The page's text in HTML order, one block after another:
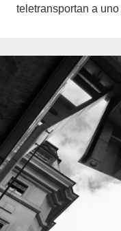
teletransportan a